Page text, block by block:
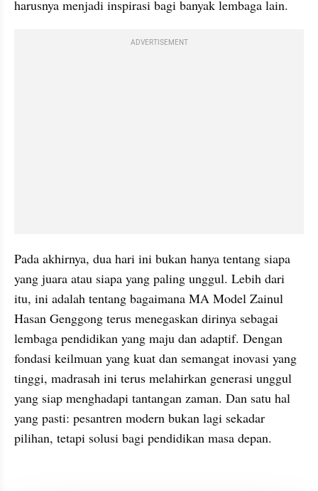
harusnya menjadi inspirasi bagi banyak lembaga lain.
ADVERTISEMENT
Pada akhirnya, dua hari ini bukan hanya tentang siapa
yang juara atau siapa yang paling unggul. Lebih dari
itu, ini adalah tentang bagaimana MA Model Zainul
Hasan Genggong terus menegaskan dirinya sebagai
lembaga pendidikan yang maju dan adaptif. Dengan
fondasi keilmuan yang kuat dan semangat inovasi yang
tinggi, madrasah ini terus melahirkan generasi unggul
yang siap menghadapi tantangan zaman. Dan satu hal
yang pasti: pesantren modern bukan lagi sekadar
pilihan, tetapi solusi bagi pendidikan masa depan.